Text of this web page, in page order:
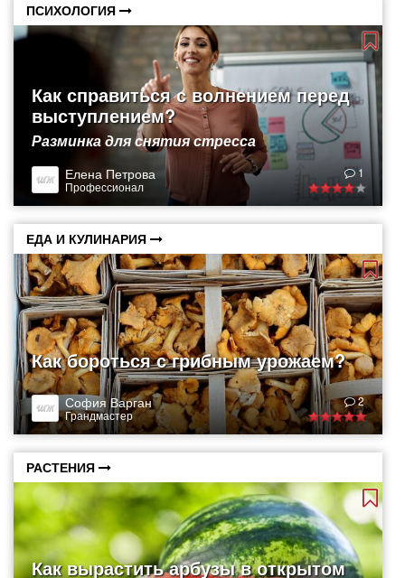
ПСИХОЛОГИЯ
Как справиться с волнением перед
выступлением?
Разминка для снятия стресса
Елена Петрова
Профессионал
1
ЕДА И КУЛИНАРИЯ
Как бороться с грибным урожаем?
София Варган
Грандмастер
2
РАСТЕНИЯ
Как вырастить арбузы в открытом